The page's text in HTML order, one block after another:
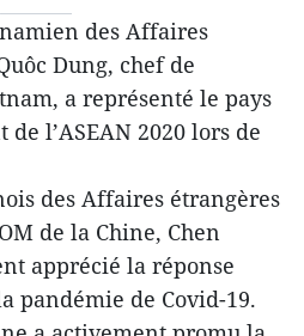
des Affaires
Dung, chef de
a représenté le pays
l’ASEAN 2020 lors de
des Affaires étrangères
de la Chine, Chen
apprécié la réponse
pandémie de Covid-19.